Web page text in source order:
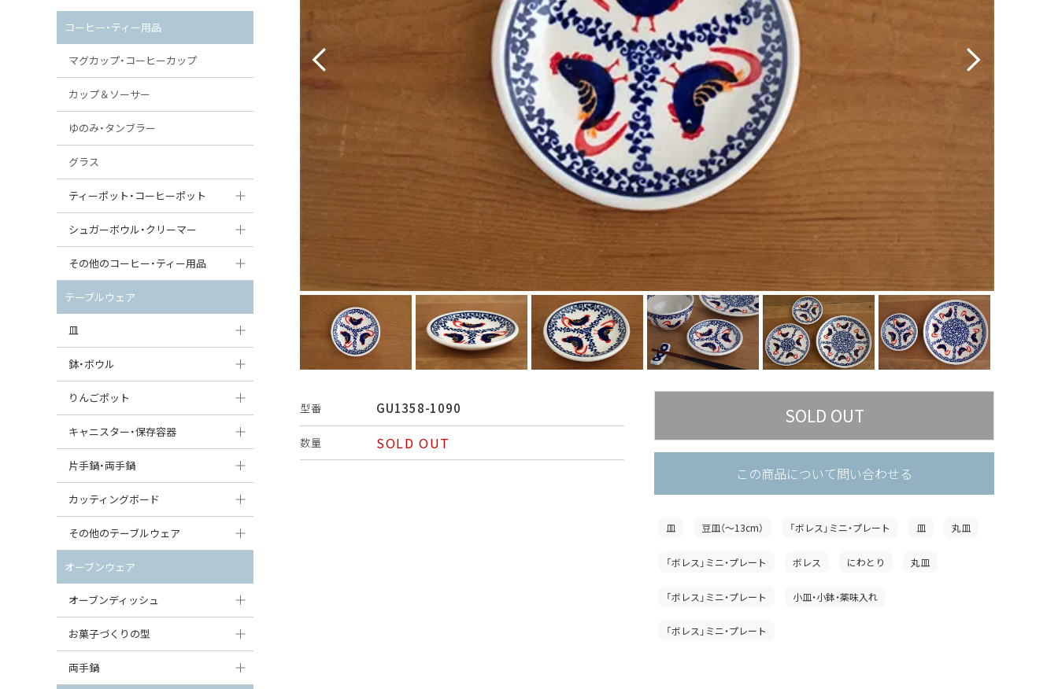
型番 GU1358-1090
数量
SOLD OUT
この商品について問い合わせる
皿 豆皿（〜13cm） 「ボレス」ミニ・プレート 皿 丸皿
「ボレス」ミニ・プレート ボレス にわとり 丸皿
「ボレス」ミニ・プレート 小皿・小鉢・薬味入れ
「ボレス」ミニ・プレート
コーヒー・ティー用品
マグカップ・コーヒーカップ
カップ＆ソーサー
ゆのみ・タンブラー
グラス
ティーポット・コーヒーポット
ティーポット
コーヒーポット
シュガーボウル・クリーマー
シュガーボウル
クリーマー
その他のコーヒー・ティー用品
ポットウォーマー
ピッチャー
コーヒードリッパー
すべて見る
テーブルウェア
皿
大皿（24cm〜）
中皿（18〜24cm）
丸皿
スープ皿
ダルマプレート
たまご型プレート
ハート型プレート
鉢・ボウル
大鉢（21cm〜）
中鉢（16〜21cm）
丸鉢・どんぶり・ボウル
茶碗
オーバルボウル
ハートボウル
りんごポット
りんごポット
りんごポット小
キャニスター・保存容器
キャニスター
つぼ
ガーリックポット
オニオンキャニスター
ガーリックキャニスター
片手鍋・両手鍋
ソースパン（片手鍋）
スープチュリーン
カッティングボード
角型カッティングボード
丸型カッティングボード
すべて見る
その他のテーブルウェア
調味料入れ
グレイヴィーボート
エッグカップ
オーブンウェア
オーブンディッシュ
大型（24cm〜）
中型（18〜24cm）
お菓子づくりの型
パウンド型
両手鍋